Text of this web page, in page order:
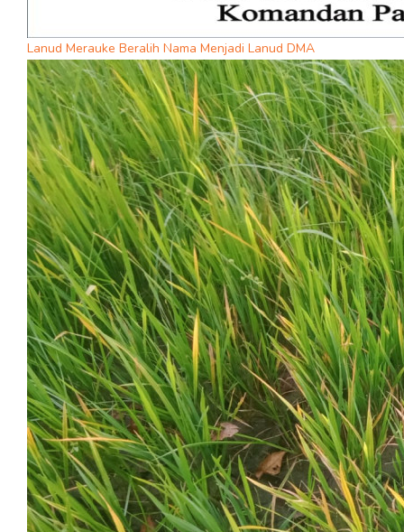
Lanud Merauke Beralih Nama Menjadi Lanud DMA